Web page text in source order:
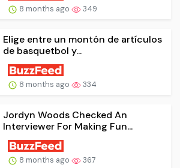
8 months ago 349
Elige entre un montón de artículos
de basquetbol y...
8 months ago 334
Jordyn Woods Checked An
Interviewer For Making Fun...
8 months ago 367